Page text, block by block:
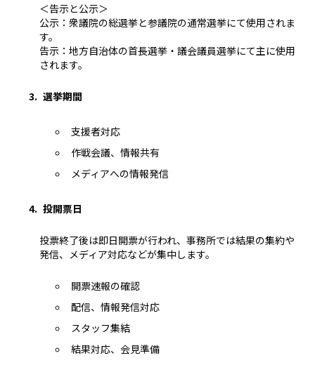
＜告示と公示＞
公示：衆議院の総選挙と参議院の通常選挙にて使用されま
す。
告示：地方自治体の首長選挙・議会議員選挙にて主に使用
されます。
選挙期間
支援者対応
作戦会議、情報共有
メディアへの情報発信
投開票日
投票終了後は即日開票が行われ、事務所では結果の集約や
発信、メディア対応などが集中します。
開票速報の確認
配信、情報発信対応
スタッフ集結
結果対応、会見準備